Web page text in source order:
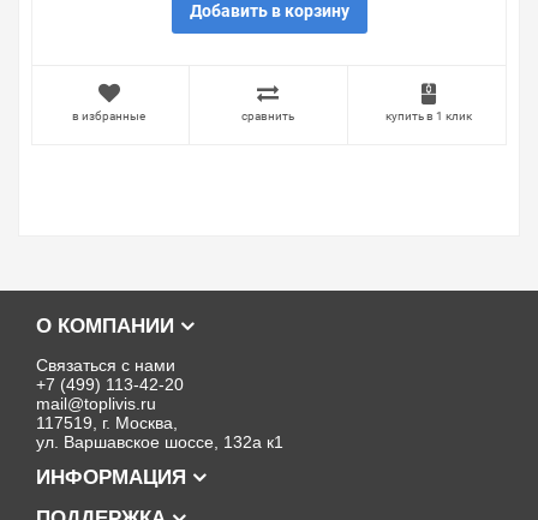
Добавить в корзину
в избранные сравнить купить в 1 клик
О КОМПАНИИ
Связаться с нами
+7 (499) 113-42-20
mail@toplivis.ru
117519, г. Москва,
ул. Варшавское шоссе, 132а к1
ИНФОРМАЦИЯ